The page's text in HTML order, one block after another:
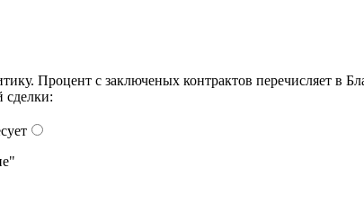
Процент с заключеных контрактов перечисляет в
сделки: